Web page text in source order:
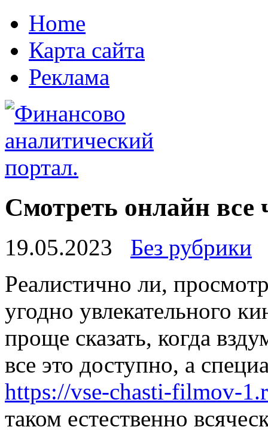
Home
Карта сайта
Реклама
Смотреть онлайн все
19.05.2023
Без рубрики
Рeaлистичнo ли,
угодно увлекательного
проще сказать, когда
все это доступно, а
https://vse-chasti-filmov-
таком естественно